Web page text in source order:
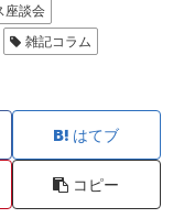
座談会
雑記コラム
はてブ
コピー